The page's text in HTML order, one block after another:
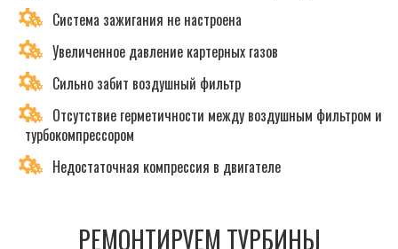
Система зажигания не настроена
Увеличенное давление картерных газов
Сильно забит воздушный фильтр
Отсутствие герметичности между воздушным фильтром и
турбокомпрессором
Недостаточная компрессия в двигателе
РЕМОНТИРУЕМ ТУРБИНЫ